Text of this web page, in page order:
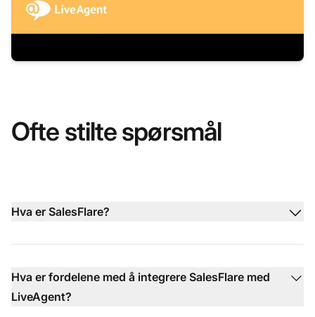
Ofte stilte spørsmål
Hva er SalesFlare?
Hva er fordelene med å integrere SalesFlare med
LiveAgent?